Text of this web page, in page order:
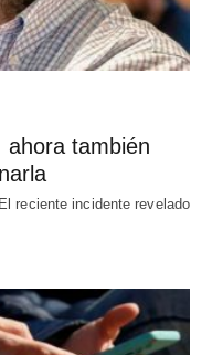
ahora también
reciente incidente revelado